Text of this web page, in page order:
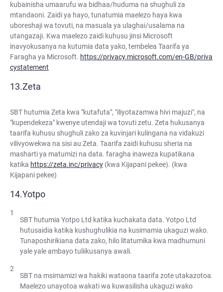
kubainisha umaarufu wa bidhaa/huduma na shughuli za
mtandaoni. Zaidi ya hayo, tunatumia maelezo haya kwa
uboreshaji wa tovuti, na masuala ya ulaghai/usalama na
utangazaji. Kwa maelezo zaidi kuhusu jinsi Microsoft
inavyokusanya na kutumia data yako, tembelea Taarifa ya
Faragha ya Microsoft. https://privacy.microsoft.com/en-GB/priva
cystatement
Zeta
SBT hutumia Zeta kwa "kutafuta", "iliyotazamwa hivi majuzi", na
"kupendekeza" kwenye utendaji wa tovuti zetu. Zeta hukusanya
taarifa kuhusu shughuli zako za kuvinjari kulingana na vidakuzi
vilivyowekwa na sisi au Zeta. Taarifa zaidi kuhusu sheria na
masharti ya matumizi na data. faragha inaweza kupatikana
katika https://zeta.inc/privacy (kwa Kijapani pekee). (kwa
Kijapani pekee)
Yotpo
SBT hutumia Yotpo Ltd katika kuchakata data. Yotpo Ltd
hutusaidia katika kushughulikia na kusimamia ukaguzi wako.
Tunaposhirikiana data zako, hilo litatumika kwa madhumuni
yale yale ambayo tuliikusanya awali.
SBT na msimamizi wa hakiki wataona taarifa zote utakazotoa.
Maelezo unayotoa wakati wa kuwasilisha ukaguzi wako